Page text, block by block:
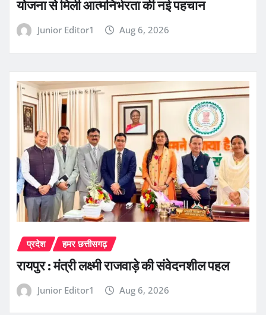
योजना से मिली आत्मनिर्भरता की नई पहचान
Junior Editor1 Aug 6, 2026
प्रदेश हमर छत्तीसगढ़
रायपुर : मंत्री लक्ष्मी राजवाड़े की संवेदनशील पहल
Junior Editor1 Aug 6, 2026